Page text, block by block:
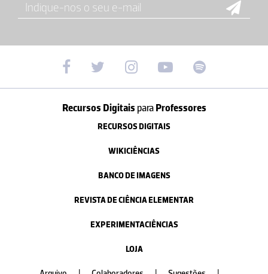
Recursos Digitais paraProfessores
RECURSOS DIGITAIS
WIKICIÊNCIAS
BANCO DE IMAGENS
REVISTA DE CIÊNCIA ELEMENTAR
EXPERIMENTACIÊNCIAS
LOJA